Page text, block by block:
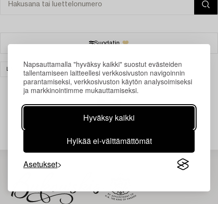
Napsauttamalla "hyväksy kaikki" suostut evästeiden
tallentamiseen laitteellesi verkkosivuston navigoinnin
parantamiseksi, verkkosivuston käytön analysoimiseksi
ja markkinointimme mukauttamiseksi.
Hyväksy kaikki
Hylkää ei-välttämättömät
Asetukset
Suodatin
LASI TYHJENNÄ KAIKKI
Juuri nyt ei löytynyt hakuasi vastaavia kohteita.